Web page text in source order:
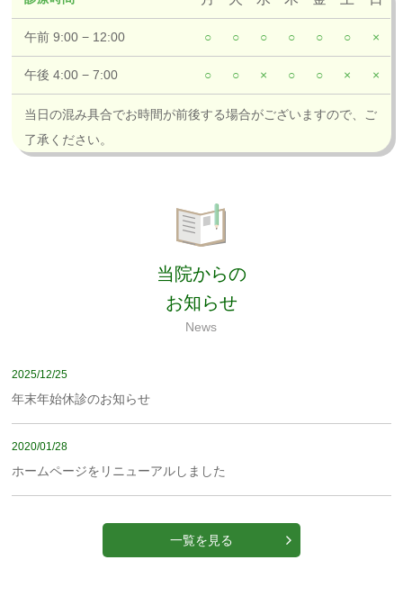
午前 9:00 − 12:00 ○ ○ ○ ○ ○ ○ ×
午後 4:00 − 7:00 ○ ○ × ○ ○ × ×
当日の混み具合でお時間が前後する場合がございますので、ご
了承ください。
当院からの
お知らせ
News
2025/12/25
年末年始休診のお知らせ
2020/01/28
ホームページをリニューアルしました
一覧を見る